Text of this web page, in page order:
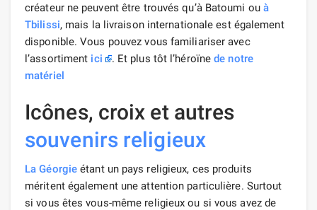
créateur ne peuvent être trouvés qu’à Batoumi ou à
Tbilissi, mais la livraison internationale est également
disponible. Vous pouvez vous familiariser avec
l’assortiment ici . Et plus tôt l’héroïnede notre
matériel
Icônes, croix et autres
souvenirs religieux
La Géorgie étant un pays religieux, ces produits
méritent également une attention particulière. Surtout
si vous êtes vous-même religieux ou si vous avez de